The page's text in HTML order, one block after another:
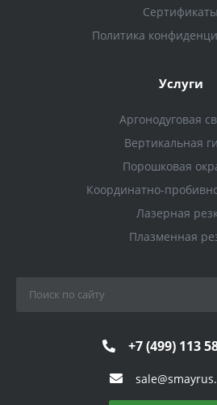
Сертификаты
Политика
Услуги
Аргонодуговая
Вертикальная
Порошковая
Координатно-
Лазерная
Плазменная
+7 (499) 113